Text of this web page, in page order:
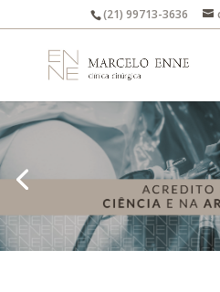
(21) 99713-3636